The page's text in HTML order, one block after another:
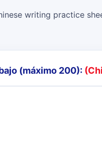
writing practice
(máximo 200):